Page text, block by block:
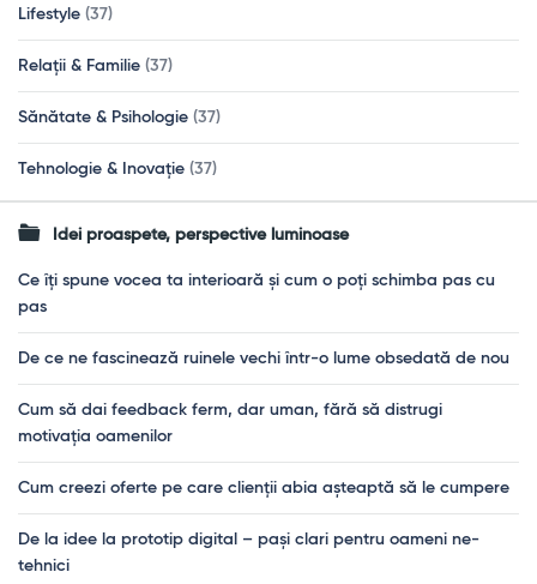
Lifestyle (37)
Relații & Familie (37)
Sănătate & Psihologie (37)
Tehnologie & Inovație (37)
Idei proaspete, perspective luminoase
Ce îți spune vocea ta interioară și cum o poți schimba pas cu
pas
De ce ne fascinează ruinele vechi într-o lume obsedată de nou
Cum să dai feedback ferm, dar uman, fără să distrugi
motivația oamenilor
Cum creezi oferte pe care clienții abia așteaptă să le cumpere
De la idee la prototip digital – pași clari pentru oameni ne-
tehnici